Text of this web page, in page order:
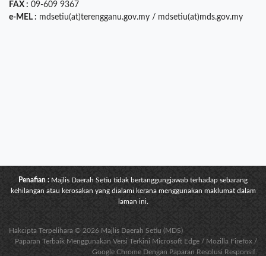
FAX : 09-609 9367
e-MEL : mdsetiu(at)terengganu.gov.my / mdsetiu(at)mds.gov.my
Penafian : Majlis Daerah Setiu tidak bertanggungjawab terhadap sebarang
kehilangan atau kerosakan yang dialami kerana menggunakan maklumat dalam
laman ini.
Hakcipta Terpelihara © 2026 Majlis Daerah Setiu (MDS)
Paparan Terbaik Menggunakan Versi Terkini Microsoft Edge / Mozilla Firefox /
Google Chrome Dengan Paparan Resolusi Responsif.